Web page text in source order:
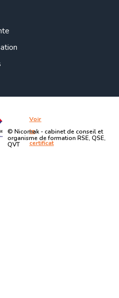
Voir
le
certificat
© Nicomak - cabinet de conseil et
organisme de formation RSE, QSE,
QVT